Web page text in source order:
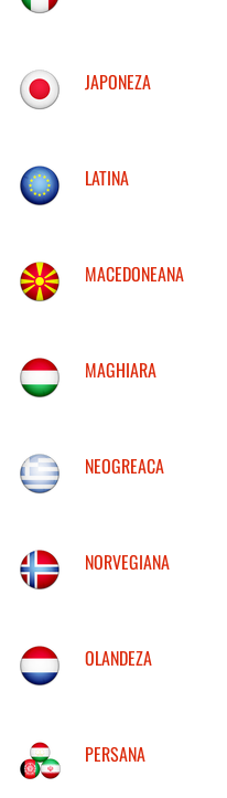
JAPONEZA
LATINA
MACEDONEANA
MAGHIARA
NEOGREACA
NORVEGIANA
OLANDEZA
PERSANA